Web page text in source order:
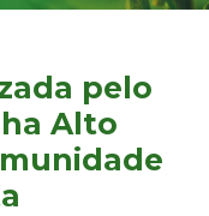
pelo
Alto